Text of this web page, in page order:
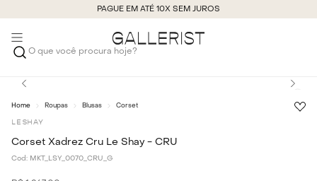
PAGUE EM ATÉ 10X SEM JUROS
O que você procura hoje?
Roupas Blusas Corset
LE SHAY
Corset Xadrez Cru Le Shay - CRU
Cod: MKT_LSY_0070_CRU_G